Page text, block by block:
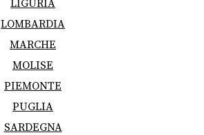
LIGURIA
LOMBARDIA
MARCHE
MOLISE
PIEMONTE
PUGLIA
SARDEGNA